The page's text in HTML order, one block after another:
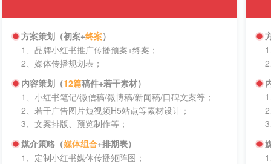
方案策划（初案+终案）
1、品牌小红书推广传播预案+终案；
2、媒体传播规划表；
内容策划（12篇稿件+若干素材）
1、小红书笔记/微信稿/微博稿/新闻稿/口碑文案等；
2、若干广告图片短视频H5站点等素材设计；
3、文案排版、预览制作等；
媒介策略（媒体组合+排期表）
1、定制小红书媒体传播矩阵图；